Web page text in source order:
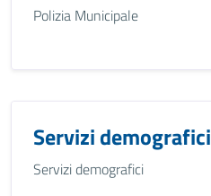
Polizia Municipale
Servizi demografici
Servizi demografici